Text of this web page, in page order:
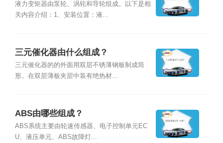
液力变矩器由泵轮、涡轮和导轮组成。以下是相
关内容介绍：1、安装位置：液...
三元催化器由什么组成？
三元催化器的的外面用双层不锈薄钢板制成筒
形。在双层薄板夹层中装有绝热材...
ABS由哪些组成？
ABS系统主要由轮速传感器、电子控制单元EC
U、液压单元、ABS故障灯...